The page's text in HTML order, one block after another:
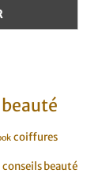
beauté
coiffures
conseils beauté